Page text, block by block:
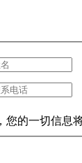
您的一切信息